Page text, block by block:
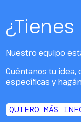
Nuestro equipo
Cuéntanos tu
específicas y
QUIERO MÁS